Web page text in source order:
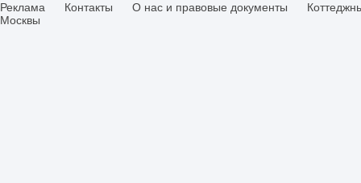
Реклама Контакты О нас и правовые документы
Москвы